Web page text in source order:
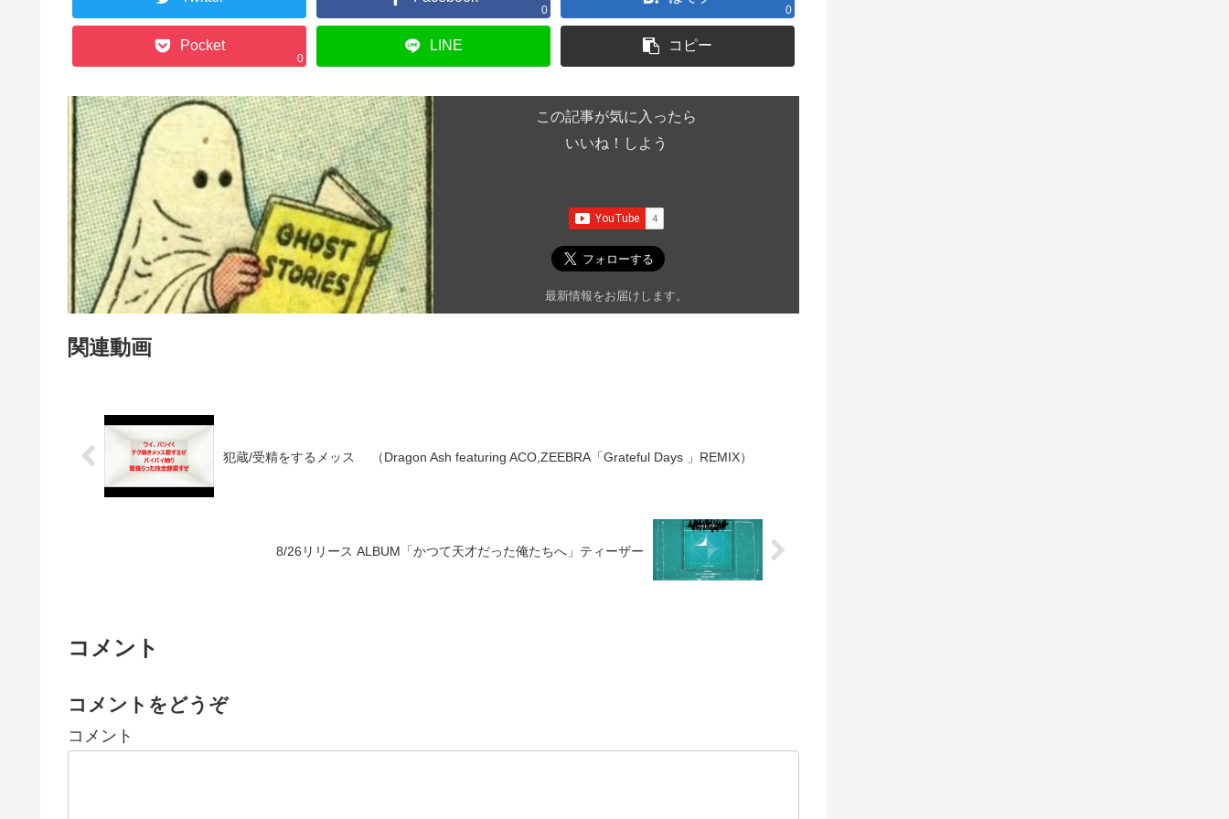
0 0
Pocket
0
LINE コピー
この記事が気に入ったら
いいね！しよう
最新情報をお届けします。
関連動画
犯蔵/受精をするメッス （Dragon Ash featuring ACO,ZEEBRA「Grateful Days 」REMIX）
8/26リリース ALBUM「かつて天才だった俺たちへ」ティーザー
コメント
コメントをどうぞ
コメント